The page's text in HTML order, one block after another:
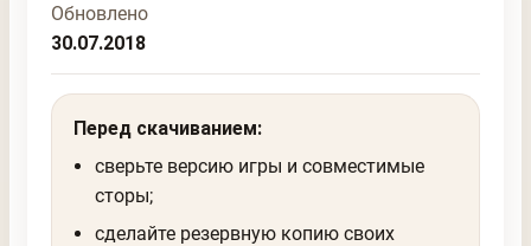
Обновлено
30.07.2018
Перед скачиванием:
сверьте версию игры и совместимые
сторы;
сделайте резервную копию своих